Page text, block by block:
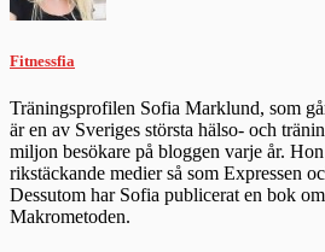
Fitnessfia
Träningsprofilen Sofia Marklund, som
är en av Sveriges största hälso- och
miljon besökare på bloggen varje år.
rikstäckande medier så som Expressen
Dessutom har Sofia publicerat en bok
Makrometoden.